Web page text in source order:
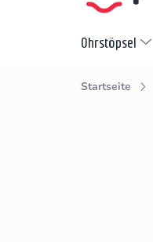
Ohrstöpsel
Startseite